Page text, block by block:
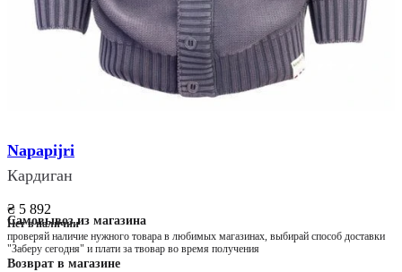
Napapijri
Кардиган
₴ 5 892
Нет в наличии
Самовывоз из магазина
проверяй наличие нужного товара в любимых магазинах, выбирай способ доставки
"Заберу сегодня" и плати за твовар во время получения
Возврат в магазине